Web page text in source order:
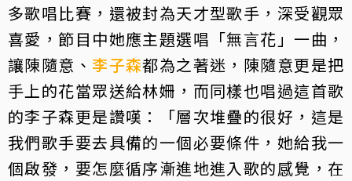
多歌唱比賽，還被封為天才型歌手，深受觀眾
喜愛，節目中她應主題選唱「無言花」一曲，
讓陳隨意、 李子森都為之著迷，陳隨意更是把
手上的花當眾送給林姍，而同樣也唱過這首歌
的李子森更是讚嘆：「層次堆疊的很好，這是
我們歌手要去具備的一個必要條件，她給我一
個啟發，要怎麼循序漸進地進入歌的感覺，在